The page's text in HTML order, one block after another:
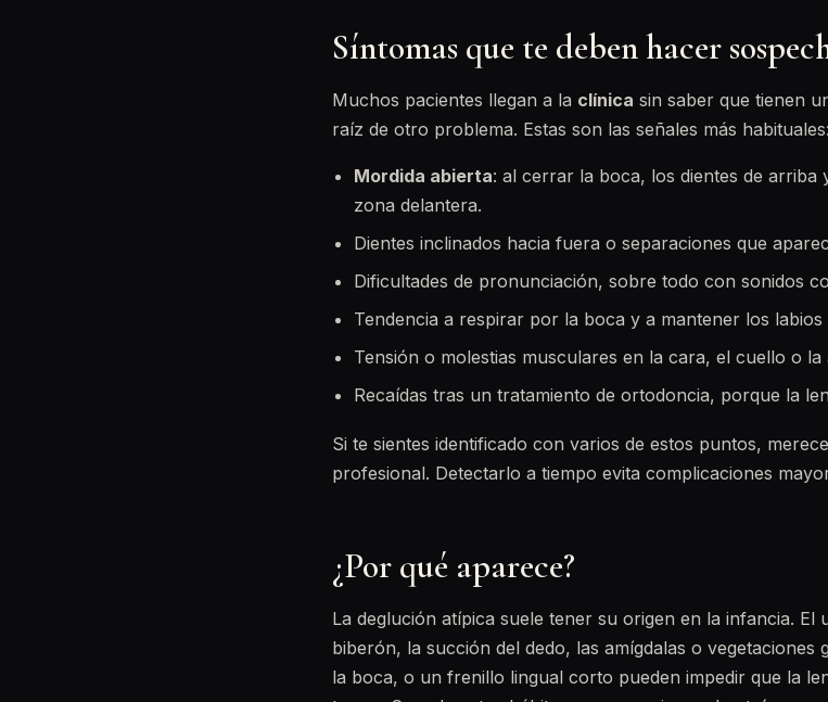
Síntomas que te deben hacer
Muchos pacientes llegan a la clínica sin saber que tienen
raíz de otro problema. Estas son las señales más habituales:
Mordida abierta: al cerrar la boca, los dientes de arriba
zona delantera.
Dientes inclinados hacia fuera o separaciones que
Dificultades de pronunciación, sobre todo con sonidos
Tendencia a respirar por la boca y a mantener los
Tensión o molestias musculares en la cara, el cuello o
Recaídas tras un tratamiento de ortodoncia, porque la
Si te sientes identificado con varios de estos puntos,
profesional. Detectarlo a tiempo evita complicaciones
¿Por qué aparece?
La deglución atípica suele tener su origen en la infancia.
biberón, la succión del dedo, las amígdalas o
la boca, o un frenillo lingual corto pueden impedir que la